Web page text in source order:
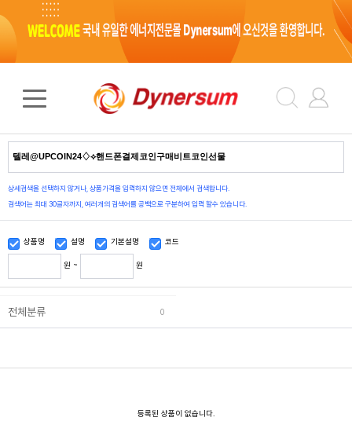
검색 결과
상세검색을 선택하지 않거나, 상품가격을 입력하지 않으면 전체에서 검색합니다.
검색어는 최대 30글자까지, 여러개의 검색어를 공백으로 구분하여 입력 할수 있습니다.
상품명 설명 기본설명 코드
원 ~ 원
전체분류 0
등록된 상품이 없습니다.